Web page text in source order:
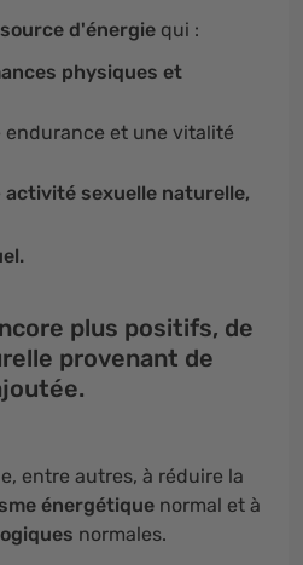
source d'énergie qui :
physiques et
et une vitalité
activité sexuelle naturelle,
plus positifs, de
provenant de
entre autres, à réduire la
énergétique normal et à
normales.